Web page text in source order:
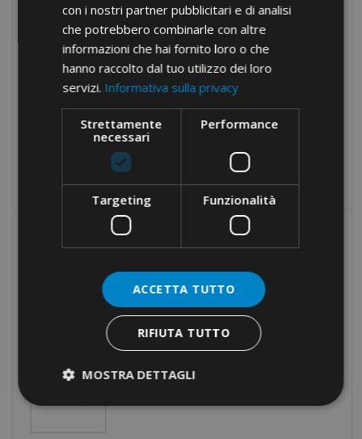
Foratrici
Attrezzature oleodinamiche
Nastri isolanti
Raccordi
Prodotti fuori catalogo
I PIÙ RICERCATI
PINZA AGGRAFFATRICE
OLEODINAMICA MANUALE ·
QUADRATA · INSERIMENTO
con i nostri partner pubblicitari e di analisi
che potrebbero combinarle con altre
informazioni che hai fornito loro o che
hanno raccolto dal tuo utilizzo dei loro
servizi. Informativa sulla privacy
Strettamente
necessari
Performance
Targeting Funzionalità
ACCETTA TUTTO
RIFIUTA TUTTO
MOSTRA DETTAGLI